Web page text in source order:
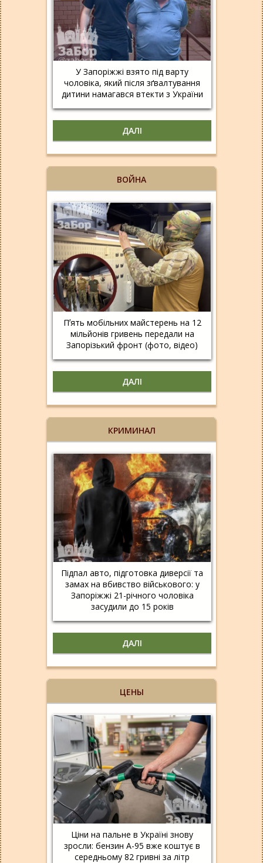
У Запоріжжі взято під варту
чоловіка, який після зґвалтування
дитини намагався втекти з України
ДАЛІ
ВОЙНА
Пʼять мобільних майстерень на 12
мільйонів гривень передали на
Запорізький фронт (фото, відео)
ДАЛІ
КРИМИНАЛ
Підпал авто, підготовка диверсії та
замах на вбивство військового: у
Запоріжжі 21-річного чоловіка
засудили до 15 років
ДАЛІ
ЦЕНЫ
Ціни на пальне в Україні знову
зросли: бензин А-95 вже коштує в
середньому 82 гривні за літр